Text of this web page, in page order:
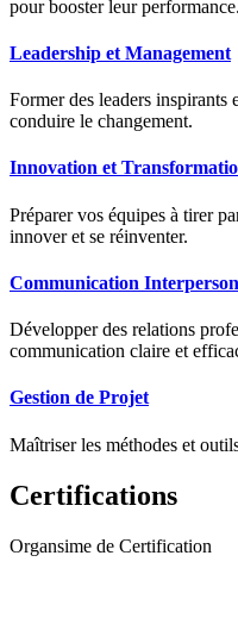
pour booster leur performance.
Leadership et Management
Former des leaders inspirants
conduire le changement.
Innovation et
Préparer vos équipes à tirer
innover et se réinventer.
Communication
Développer des relations
communication claire et
Gestion de Projet
Maîtriser les méthodes et
Certifications
Organsime de Certification